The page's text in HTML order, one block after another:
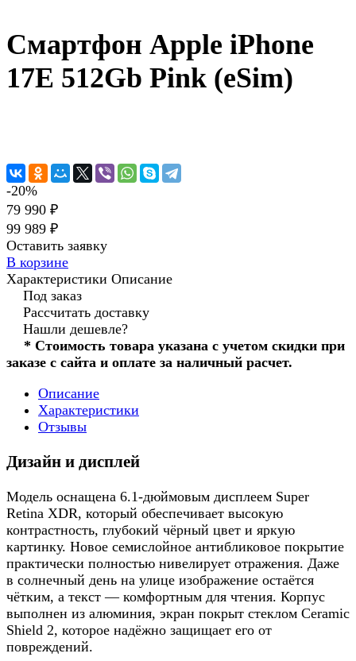
Смартфон Apple iPhone
17E 512Gb Pink (eSim)
-20%
79 990 ₽
99 989 ₽
Оставить заявку
В корзине
Характеристики Описание
Под заказ
Рассчитать доставку
Нашли дешевле?
* Стоимость товара указана с учетом скидки при
заказе с сайта и оплате за наличный расчет.
Описание
Характеристики
Отзывы
Дизайн и дисплей
Модель оснащена 6.1-дюймовым дисплеем Super
Retina XDR, который обеспечивает высокую
контрастность, глубокий чёрный цвет и яркую
картинку. Новое семислойное антибликовое покрытие
практически полностью нивелирует отражения. Даже
в солнечный день на улице изображение остаётся
чётким, а текст — комфортным для чтения. Корпус
выполнен из алюминия, экран покрыт стеклом Ceramic
Shield 2, которое надёжно защищает его от
повреждений.